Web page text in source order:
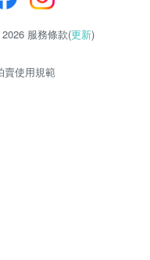
服務條款(更新)
賣使用規範